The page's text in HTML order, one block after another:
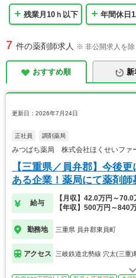
残業月10ｈ以下 年間休日
7 件の薬剤師求人 ※ 非公開求人を除
おすすめ順 新
更新日：2026年7月24日
正社員 調剤薬局
みつばち薬局 株式会社ほくせいファ
【三重県／員弁郡】今後
ある企業！薬局にて薬剤
給与
【月収】42.0万円～70.0
【年収】500万円～840
勤務地 三重県 員弁郡東員町
アクセス 三岐鉄道北勢線 穴太(三重)